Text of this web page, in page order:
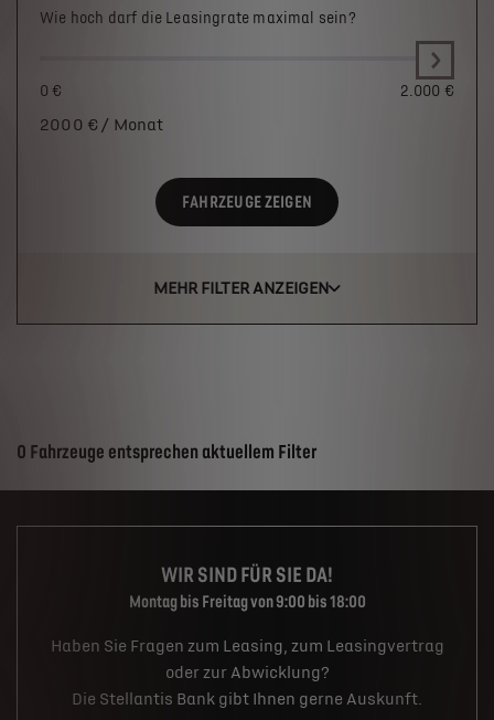
Wie hoch darf die Leasingrate maximal sein?
0 € 2.000 €
2000 € / Monat
FAHRZEUGE ZEIGEN
MEHR FILTER ANZEIGEN
Suchergebnisse
0 Fahrzeuge entsprechen aktuellem Filter
WIR SIND FÜR SIE DA!
Montag bis Freitag von 9:00 bis 18:00
Haben Sie Fragen zum Leasing, zum Leasingvertrag
oder zur Abwicklung?
Die Stellantis Bank gibt Ihnen gerne Auskunft.